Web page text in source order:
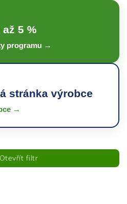
5 %
programu →
stránka výrobce
→
Otevřít filtr